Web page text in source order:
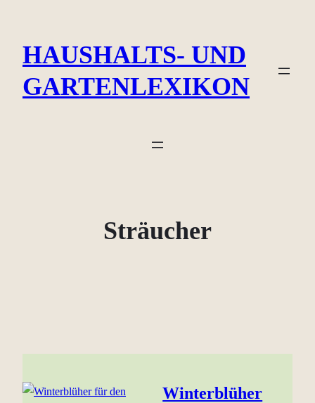
springenHAUSHALTS- UND
GARTENLEXIKON
Sträucher
Winterblüher